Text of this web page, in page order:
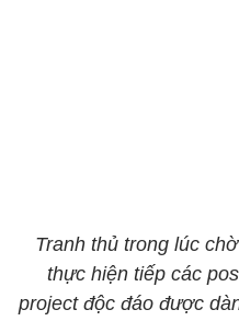
Tranh thủ trong lúc
thực hiện tiếp các
project độc đáo được